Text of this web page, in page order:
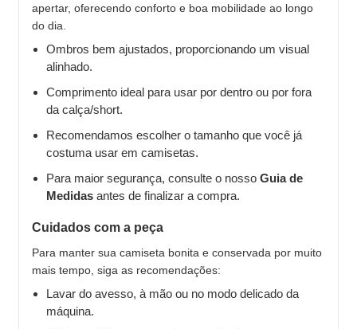
apertar, oferecendo conforto e boa mobilidade ao longo
do dia.
Ombros bem ajustados, proporcionando um visual
alinhado.
Comprimento ideal para usar por dentro ou por fora
da calça/short.
Recomendamos escolher o tamanho que você já
costuma usar em camisetas.
Para maior segurança, consulte o nosso Guia de
Medidas antes de finalizar a compra.
Cuidados com a peça
Para manter sua camiseta bonita e conservada por muito
mais tempo, siga as recomendações:
Lavar do avesso, à mão ou no modo delicado da
máquina.